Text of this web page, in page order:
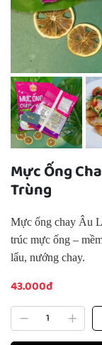
Mực Ống
Trùng
Mực ống chay Âu
trúc mực ống –
lẩu, nướng chay.
43.000đ